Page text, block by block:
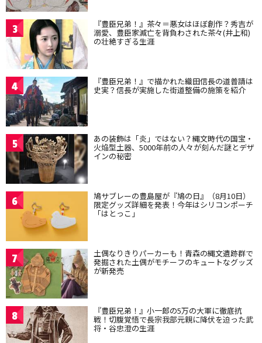
3 『豊臣兄弟！』茶々＝悪女はほぼ創作？秀吉が
溺愛、豊臣家滅亡を背負わされた茶々(井上和)
の壮絶すぎる生涯
4 『豊臣兄弟！』で描かれた織田信長の道普請は
史実？信長が実施した街道整備の施策を紹介
5 あの装飾は「炎」ではない？縄文時代の国宝・
火焔型土器、5000年前の人々が刻んだ謎とデザ
インの秘密
6 鳩サブレーの豊島屋が『鳩の日』（8月10日）
限定グッズ詳細を発表！今年はシリコンポーチ
「はとっこ」
7 土偶なりきりパーカーも！青森の縄文遺跡群で
発掘された土偶がモチーフのキュートなグッズ
が新発売
8 『豊臣兄弟！』小一郎の5万の大軍に徹底抗
戦！切腹覚悟で長宗我部元親に降伏を迫った武
将・谷忠澄の生涯